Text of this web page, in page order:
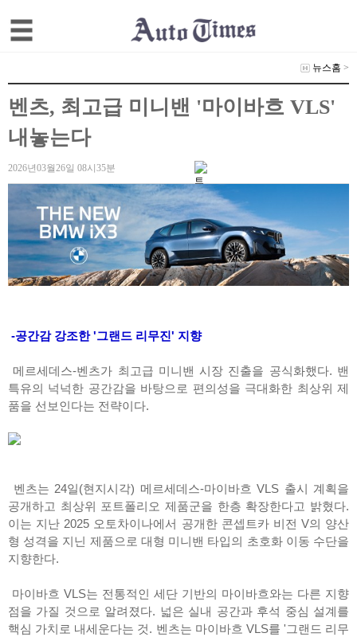
뉴스홈 >
벤츠, 최고급 미니밴 '마이바흐 VLS'
내놓는다
2026년03월26일 08시35분
-공간감 강조한 '그랜드 리무진' 지향
메르세데스-벤츠가 최고급 미니밴 시장 진출을 공식화했다. 밴
특유의 넉넉한 공간감을 바탕으로 편의성을 극대화한 최상위 제
품을 선보인다는 전략이다.
벤츠는 24일(현지시각) 메르세데스-마이바흐 VLS 출시 계획을
공개하고 최상위 포트폴리오 제품군을 한층 확장한다고 밝혔다.
이는 지난 2025 오토차이나에서 공개한 콘셉트카 비전 V의 양산
형 성격을 지닌 제품으로 대형 미니밴 타입의 초호화 이동 수단을
지향한다.
마이바흐 VLS는 전통적인 세단 기반의 마이바흐와는 다른 지향
점을 가질 것으로 알려졌다. 넓은 실내 공간과 후석 중심 설계를
핵심 가치로 내세운다는 것. 벤츠는 마이바흐 VLS를 '그랜드 리무